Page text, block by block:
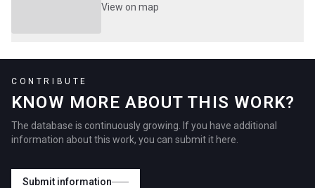
View on map
CONTRIBUTE
KNOW MORE ABOUT THIS WORK?
The database is continuously growing. If you have additional
information about this work, you can submit it here.
Submit information